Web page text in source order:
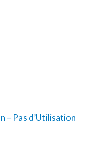
– Pas d’Utilisation